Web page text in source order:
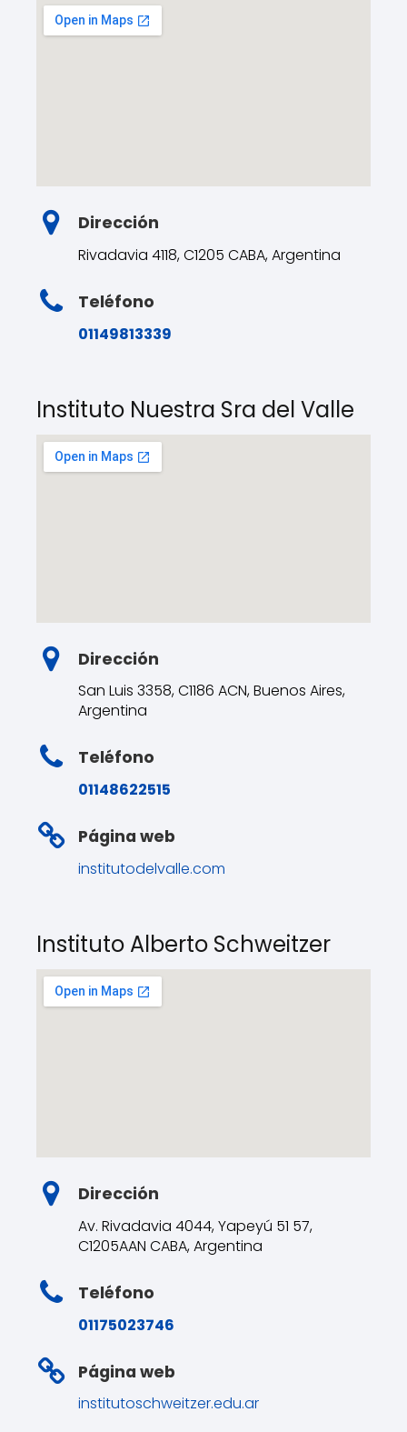
Dirección
Rivadavia 4118, C1205 CABA, Argentina
Teléfono
01149813339
Instituto Nuestra Sra del Valle
Dirección
San Luis 3358, C1186 ACN, Buenos Aires,
Argentina
Teléfono
01148622515
Página web
institutodelvalle.com
Instituto Alberto Schweitzer
Dirección
Av. Rivadavia 4044, Yapeyú 51 57,
C1205AAN CABA, Argentina
Teléfono
01175023746
Página web
institutoschweitzer.edu.ar